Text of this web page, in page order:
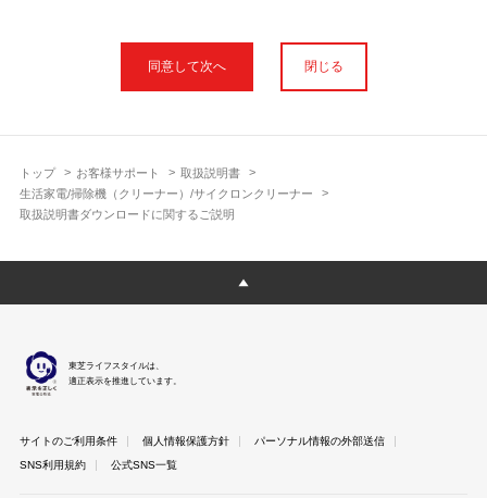
トップ お客様サポート
取扱説明書
生活家電/掃除機（クリーナー）/サイクロンクリーナー
取扱説明書ダウンロードに関するご説明
使用上のご注意や安全上のご注意、また測定基準や数値等は取扱
説明書が作成された時点での基準に応じた内容となっております
明書以外の印刷物が同梱されている場合がありますが、本サイト
ではそれらを全て公開しておりませんのであらかじめご了承くだ
さい。
ございますのであらかじめご了承ください。
のであらかじめご了承ください。
閉じる
東芝ライフスタイルは、
適正表示を推進しています。
サイトのご利用条件 個人情報保護方針
パーソナル情報の外部送信
SNS利用規約
公式SNS一覧